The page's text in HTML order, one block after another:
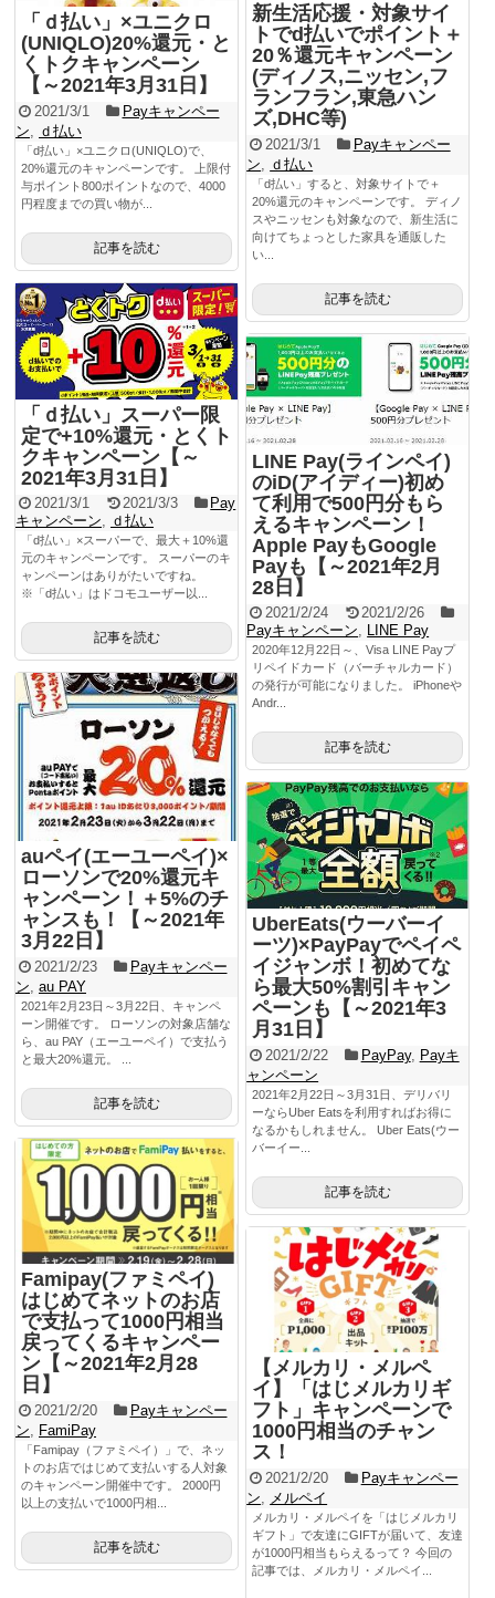
新生活応援・対象サイ
トでd払いでポイント＋
20％還元キャンペーン
(ディノス,ニッセン,フ
ランフラン,東急ハン
ズ,DHC等)
2021/3/1
Payキャンペー
ン
ｄ払い
「d払い」すると、対象サイトで＋
20%還元のキャンペーンです。 ディノ
スやニッセンも対象なので、新生活に
向けてちょっとした家具を通販した
い...
記事を読む
「ｄ払い」×ユニクロ
(UNIQLO)20%還元・と
くトクキャンペーン
【～2021年3月31日】
2021/3/1
Payキャンペー
ン
ｄ払い
「d払い」×ユニクロ(UNIQLO)で、
20%還元のキャンペーンです。 上限付
与ポイント800ポイントなので、4000
円程度までの買い物が...
記事を読む
「ｄ払い」スーパー限
定で+10%還元・とくト
クキャンペーン【～
2021年3月31日】
2021/3/1 2021/3/3
Pay
キャンペーン, ｄ払い
「d払い」×スーパーで、最大＋10%還
元のキャンペーンです。 スーパーのキ
ャンペーンはありがたいですね。
※「d払い」はドコモユーザー以...
記事を読む
LINE Pay(ラインペイ)
のiD(アイディー)初め
て利用で500円分もら
えるキャンペーン！
Apple PayもGoogle
Payも【～2021年2月
28日】
2021/2/24
2021/2/26
Payキャンペーン, LINE Pay
2020年12月22日～、Visa LINE Payプ
リペイドカード（バーチャルカード）
の発行が可能になりました。 iPhoneや
Andr...
記事を読む
auペイ(エーユーペイ)×
ローソンで20%還元キ
ャンペーン！＋5%のチ
ャンスも！【～2021年
3月22日】
2021/2/23
Payキャンペー
ン au PAY
2021年2月23日～3月22日、キャンペ
ーン開催です。 ローソンの対象店舗な
ら、au PAY（エーユーペイ）で支払う
と最大20%還元。 ...
記事を読む
UberEats(ウーバーイ
ーツ)×PayPayでペイペ
イジャンボ！初めてな
ら最大50%割引キャン
ペーンも【～2021年3
月31日】
2021/2/22 PayPay, Payキ
ャンペーン
2021年2月22日～3月31日、デリバリ
ーならUber Eatsを利用すればお得に
なるかもしれません。 Uber Eats(ウー
バーイー...
記事を読む
Famipay(ファミペイ)
はじめてネットのお店
で支払って1000円相当
戻ってくるキャンペー
ン【～2021年2月28
日】
2021/2/20
Payキャンペー
ン
FamiPay
「Famipay（ファミペイ）」で、ネッ
トのお店ではじめて支払いする人対象
のキャンペーン開催中です。 2000円
以上の支払いで1000円相...
記事を読む
【メルカリ・メルペ
イ】「はじメルカリギ
フト」キャンペーンで
1000円相当のチャン
ス！
2021/2/20
Payキャンペー
ン
メルペイ
メルカリ・メルペイを「はじメルカリ
ギフト」で友達にGIFTが届いて、友達
が1000円相当もらえるって？ 今回の
記事では、メルカリ・メルペイ...